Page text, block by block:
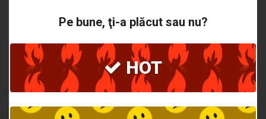
Pe bune, ţi-a plăcut sau nu?
HOT